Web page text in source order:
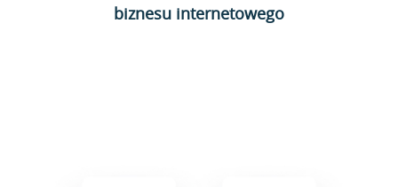
biznesu internetowego